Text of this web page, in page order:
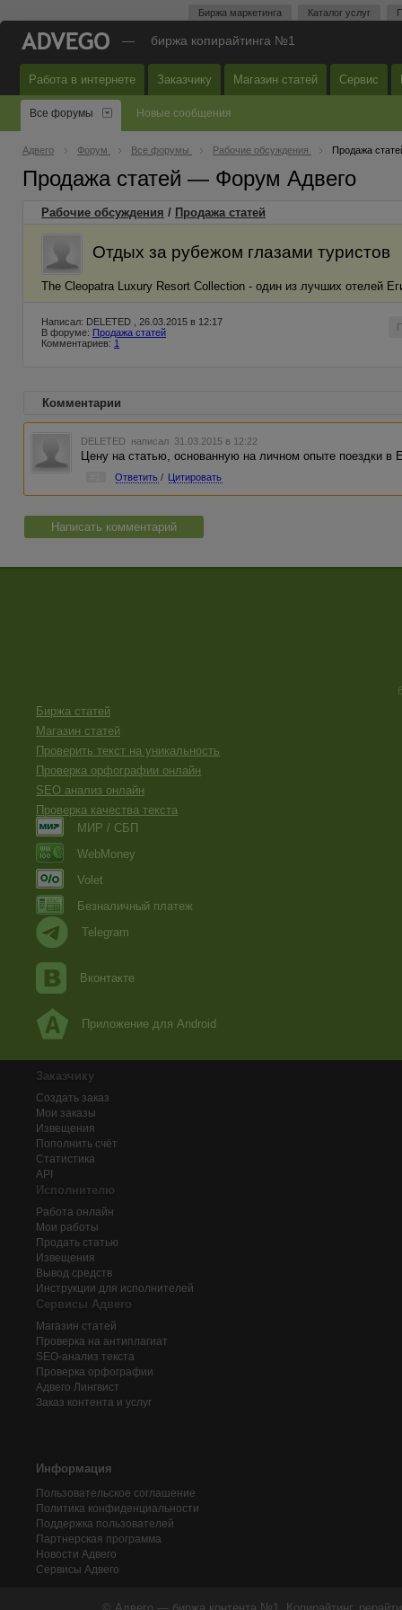
Биржа маркетинга Каталог услуг
— биржа копирайтинга №1
Работа в интернете Заказчику Магазин статей Сервис
Все форумы Новые сообщения
Адвего Форум Все форумы Рабочие обсуждения Продажа
Продажа статей — Форум Адвего
Рабочие обсуждения / Продажа статей
Отдых за рубежом глазами туристов
The Cleopatra Luxury Resort Collection - один из лучших отелей
Написал: DELETED , 26.03.2015 в 12:17
В форуме: Продажа статей
Комментариев: 1
Комментарии
DELETED написал 31.03.2015 в 12:22
Цену на статью, основанную на личном опыте поездки в
Ответить / Цитировать
Написать комментарий
Биржа статей
Магазин статей
Проверить текст на уникальность
Проверка орфографии онлайн
SEO анализ онлайн
Проверка качества текста
МИР / СБП
WebMoney
Volet
Безналичный платеж
Telegram
Вконтакте
Приложение для Android
Заказчику
Создать заказ
Мои заказы
Извещения
Пополнить счёт
Статистика
API
Исполнителю
Работа онлайн
Мои работы
Продать статью
Извещения
Вывод средств
Инструкции для исполнителей
Сервисы Адвего
Магазин статей
Проверка на антиплагиат
SEO-анализ текста
Проверка орфографии
Адвего Лингвист
Заказ контента и услуг
Информация
Пользовательское соглашение
Политика конфиденциальности
Поддержка пользователей
Партнерская программа
Новости Адвего
Сервисы Адвего